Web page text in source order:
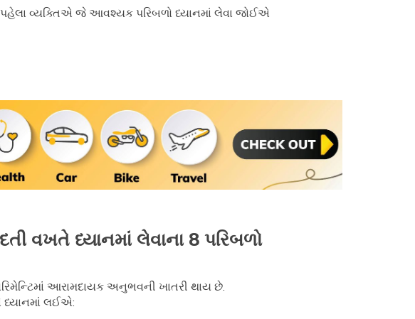
પહેલા વ્યક્તિએ જે આવશ્યક પરિબળો ધ્યાનમાં લેવા જોઈએ
વખતે ધ્યાનમાં લેવાના 8 પરિબળો
આરામદાયક અનુભવની ખાતરી થાય છે.
ધ્યાનમાં લઈએ: